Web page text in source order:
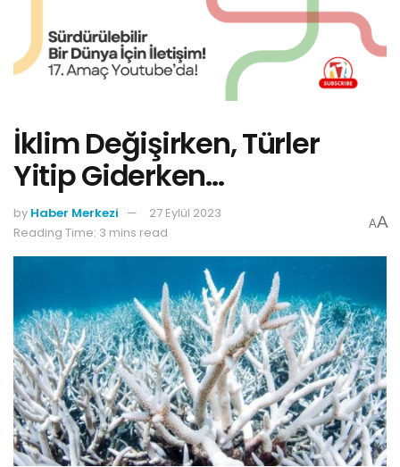
İklim Değişirken, Türler
Yitip Giderken…
by Haber Merkezi
27 Eylül 2023
Reading Time: 3 mins read
AA